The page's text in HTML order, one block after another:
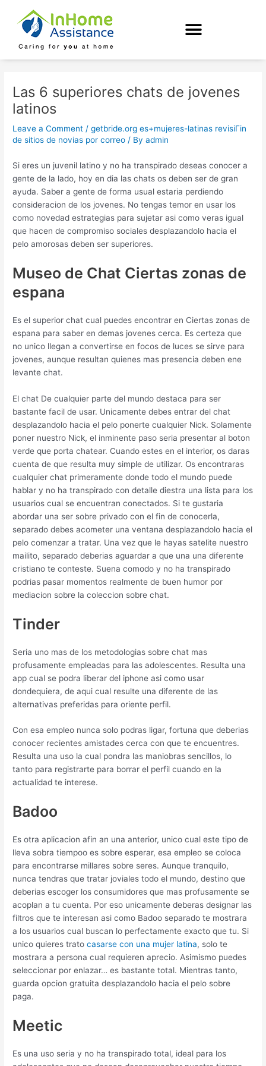
content
Las 6 superiores chats de jovenes
latinos
Leave a Comment /getbride.org es+mujeres-latinas revisiГіn
de sitios de novias por correo / Byadmin
Si eres un juvenil latino y no ha transpirado deseas conocer a
gente de la lado, hoy en dia las chats os deben ser de gran
ayuda. Saber a gente de forma usual estaria perdiendo
consideracion de los jovenes. No tengas temor en usar los
como novedad estrategias para sujetar asi­ como veras igual
que hacen de compromiso sociales desplazandolo hacia el
pelo amorosas deben ser superiores.
Museo de Chat Ciertas zonas de
espana
Es el superior chat cual puedes encontrar en Ciertas zonas de
espana para saber en demas jovenes cerca. Es certeza que
no unico llegan a convertirse en focos de luces se sirve para
jovenes, aunque resultan quienes mas presencia deben ene
levante chat.
El chat De cualquier parte del mundo destaca para ser
bastante facil de usar. Unicamente debes entrar del chat
desplazandolo hacia el pelo ponerte cualquier Nick. Solamente
poner nuestro Nick, el inminente paso seria presentar al boton
verde que porta chatear. Cuando estes en el interior, os daras
cuenta de que resulta muy simple de utilizar. Os encontraras
cualquier chat primeramente donde todo el mundo puede
hablar y no ha transpirado con detalle diestra una lista para los
usuarios cual se encuentran conectados. Si te gustaria
abordar una ser sobre privado con el fin de conocerla,
separado debes acometer una ventana desplazandolo hacia el
pelo comenzar a tratar. Una vez que le hayas satelite nuestro
mailito, separado deberias aguardar a que una una diferente
cristiano te conteste. Suena comodo y no ha transpirado
podrias pasar momentos realmente de buen humor por
mediacion sobre la coleccion sobre chat.
Tinder
Seri­a uno mas de los metodologias sobre chat mas
profusamente empleadas para las adolescentes. Resulta una
app cual se podra liberar del iphone asi­ como usar
dondequiera, de aqui cual resulte una diferente de las
alternativas preferidas para oriente perfil.
Con esa empleo nunca solo podras ligar, fortuna que deberias
conocer recientes amistades cerca con que te encuentres.
Resulta una uso la cual pondra las maniobras sencillos, lo
tanto para registrarte para borrar el perfil cuando en la
actualidad te interese.
Badoo
Es otra aplicacion afi­n an una anterior, unico cual este tipo de
lleva sobra tiempoo es sobre esperar, esa empleo se coloca
para encontrarse millares sobre seres. Aunque tranquilo,
nunca tendras que tratar joviales todo el mundo, destino que
deberias escoger los consumidores que mas profusamente se
acoplan a tu cuenta. Por eso unicamente deberas designar las
filtros que te interesan asi­ como Badoo separado te mostrara
a los usuarios cual buscan lo perfectamente exacto que tu. Si
unico quieres tratocasarse con una mujer latina, solo te
mostrara a persona cual requieren aprecio. Asimismo puedes
seleccionar por enlazar… es bastante total. Mientras tanto,
guarda opcion gratuita desplazandolo hacia el pelo sobre
paga.
Meetic
Es una uso seria y no ha transpirado total, ideal para los
navigation